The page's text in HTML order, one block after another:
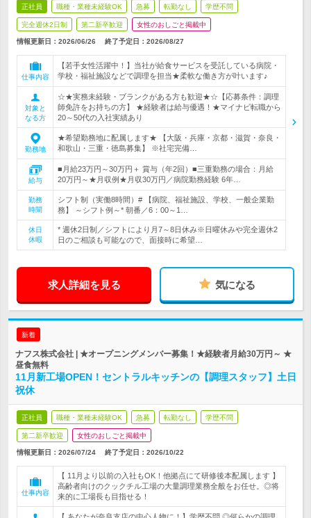
正社員 職種・業種未経験OK 急募 転勤なし 学歴不問
完全週休2日制 第二新卒歓迎 女性のおしごと掲載中
情報更新日：2026/06/26 終了予定日： 2026/08/27
仕事内容
【若手女性活躍中！】当社が給食サービスを受託している病院・
学校・福祉施設などで調理を担当★柔軟な働き方が叶います♪
対象と
なる方
☆★実務未経験・ブランクがある方も歓迎★☆【応募条件：調理
師免許をお持ちの方】 ★経験者は給与優遇！★マイナビ転職から
20～50代の入社実績あり
勤務地
★希望勤務地に配属します★ 【大阪・兵庫・京都・滋賀・奈良・
和歌山・三重・徳島募集】 ※社宅完備…
給与
■月給23万円～30万円＋ 賞与（年2回）■三重勤務の場合：月給
20万円～★月収例★月収30万円／病院勤務経験 6年…
勤務
時間
シフト制（実働8時間）# 【病院、福祉施設、学校、一般企業勤
務】 ～シフト例～* 朝番／6：00～1…
休日
休暇
* 週休2日制／シフトにより月7～8日休み※日曜休みや完全週休2
日のご相談も可能なので、面接時に希望…
求人詳細を見る 気になる
新着
ナフス株式会社 | ★オープニングメンバー募集！★経験者月給30万円～ ★
昼食無料
11月新工場OPEN！セントラルキッチンの【調理スタッフ】土日
祝休
正社員 職種・業種未経験OK 急募 転勤なし 学歴不問
第二新卒歓迎 女性のおしごと掲載中
情報更新日：2026/07/24 終了予定日： 2026/10/22
仕事内容
【 11月より以前の入社もOK！他拠点にて研修後本配属します 】
高齢者向けのクックチル工場の大量調理業務全般をお任せ。◎将
来的に工場長も目指せる！
【 あなたが奈良支店の中心人物に！】学歴不問 ◎何らかの調理